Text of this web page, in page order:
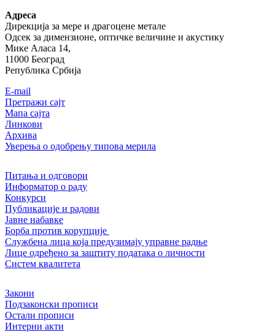
Адреса
Дирекција за мере и драгоцене метале
Одсек за димензионе, оптичке величине и акустику
Мике Аласа 14,
11000 Београд
Република Србија
Е-mail
Претражи сајт
Мапа сајта
Линкови
Архива
Уверења о одобрењу типова мерила
Питања и одговори
Информатор о раду
Конкурси
Публикације и радови
Јавне набавке
Борба против корупције
Службена лица која предузимају управне радње
Лице одређено за заштиту података о личности
Систем квалитета
Закони
Подзаконски прописи
Остали прописи
Интерни акти